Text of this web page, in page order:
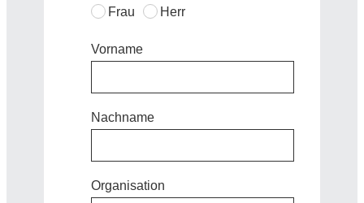
Frau
Herr
Vorname
Nachname
Organisation